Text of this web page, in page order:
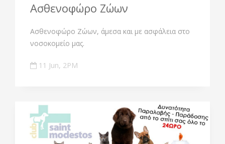
Ασθενοφώρο Ζώων
Ασθενοφώρο Ζώων, άμεσα και με ασφάλεια στο
νοσοκομείο μας.
11 Jun, 2PM